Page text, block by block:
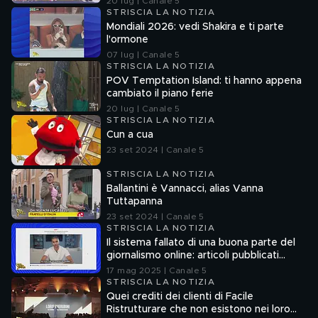
STRISCIA LA NOTIZIA
Mondiali 2026: vedi Shakira e ti parte
l'ormone
07 lug | Canale 5
STRISCIA LA NOTIZIA
POV Temptation Island: ti hanno appena
cambiato il piano ferie
20 lug | Canale 5
STRISCIA LA NOTIZIA
Cun a cua
23 set 2024 | Canale 5
STRISCIA LA NOTIZIA
Ballantini è Vannacci, alias Vanna
Tuttapanna
23 set 2024 | Canale 5
STRISCIA LA NOTIZIA
Il sistema fallato di una buona parte del
giornalismo online: articoli pubblicati
senza la verifica delle fonti
17 mag 2025 | Canale 5
STRISCIA LA NOTIZIA
Quei crediti dei clienti di Facile
Ristrutturare che non esistono nei loro